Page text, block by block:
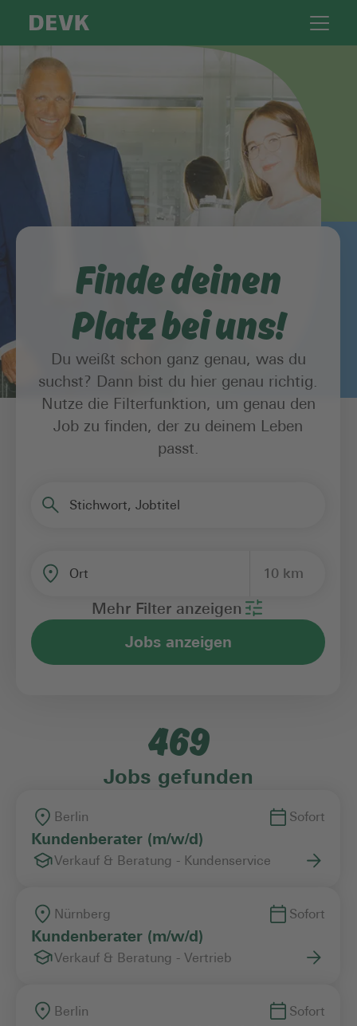
Finde deinen
Platz bei uns!
Du weißt schon ganz genau, was du
suchst? Dann bist du hier genau richtig.
Nutze die Filterfunktion, um genau den
Job zu finden, der zu deinem Leben
passt.
Stichwort, Jobtitel
Ort 10 km
Vertragsart
Mehr Filter anzeigen
Jobs anzeigen
469
Jobs gefunden
Berlin Sofort
Kundenberater (m/w/d)
Verkauf & Beratung - Kundenservice
Nürnberg Sofort
Kundenberater (m/w/d)
Verkauf & Beratung - Vertrieb
Berlin Sofort